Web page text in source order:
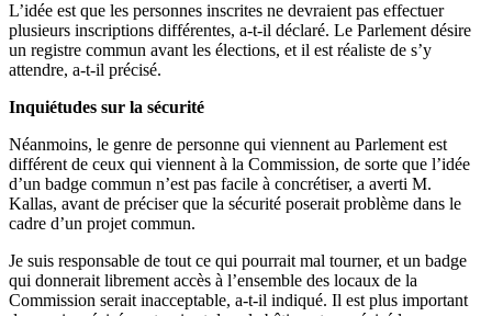
L’idée est que les personnes inscrites ne devraient pas effectuer
plusieurs inscriptions différentes, a-t-il déclaré. Le Parlement désire
un registre commun avant les élections, et il est réaliste de s’y
attendre, a-t-il précisé.
Inquiétudes sur la sécurité
Néanmoins, le genre de personne qui viennent au Parlement est
différent de ceux qui viennent à la Commission, de sorte que l’idée
d’un badge commun n’est pas facile à concrétiser, a averti M.
Kallas, avant de préciser que la sécurité poserait problème dans le
cadre d’un projet commun.
Je suis responsable de tout ce qui pourrait mal tourner, et un badge
qui donnerait librement accès à l’ensemble des locaux de la
Commission serait inacceptable, a-t-il indiqué. Il est plus important